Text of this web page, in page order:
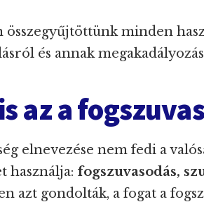
összegyűjtöttünk minden
és annak
az a
elnevezése nem fedi a
használja: fogszuvasodás,
azt gondolták, a fogat a